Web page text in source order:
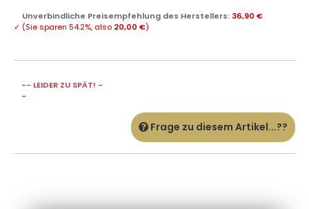
Unverbindliche Preisempfehlung des Herstellers: 36,90 €
✓ (Sie sparen 54.2%, also 20,00 €)
-- LEIDER ZU SPÄT! -
-
Frage zu diesem Artikel...??